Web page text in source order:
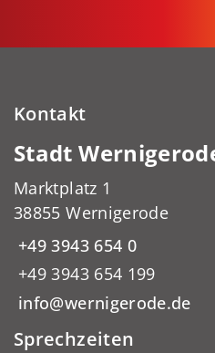
Kontakt
Stadt
Marktplatz 1
38855 Wernigerode
+49 3943 654 0
+49 3943 654 199
info@wernigerode.de
Sprechzeiten